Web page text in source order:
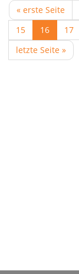
« erste Seite
15
16 17
letzte Seite »